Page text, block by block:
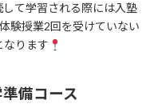
て学習される際には入塾
験授業2回を受けていない
なります
備コース